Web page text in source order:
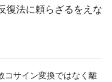
復法に頼らざるをえな
コサイン変換ではなく離